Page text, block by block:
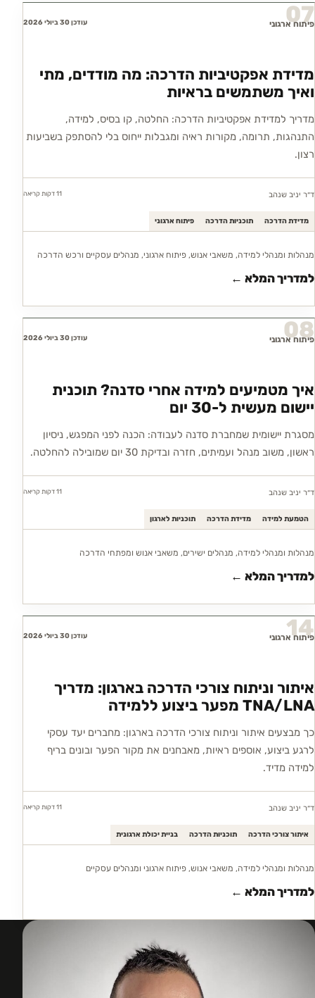
פיתוח ארגוני עודכן 30 ביולי 2026
מדידת אפקטיביות הדרכה: מה מודדים, מתי
ואיך משתמשים בראיות
מדריך למדידת אפקטיביות הדרכה: החלטה, קו בסיס, למידה,
התנהגות, תרומה, מקורות ראיה ומגבלות ייחוס בלי להסתפק בשביעות
רצון.
ד״ר יניב שנהב 11 דקות קריאה
מדידת הדרכה תוכניות הדרכה פיתוח ארגוני
מנהלות ומנהלי למידה, משאבי אנוש, פיתוח ארגוני, מנהלים עסקיים ורכש הדרכה
למדריך המלא ←
07
פיתוח ארגוני עודכן 30 ביולי 2026
איך מטמיעים למידה אחרי סדנה? תוכנית
יישום מעשית ל-30 יום
מסגרת יישומית שמחברת סדנה לעבודה: הכנה לפני המפגש, ניסיון
ראשון, משוב מנהל ועמיתים, חזרה ובדיקת 30 יום שמובילה להחלטה.
ד״ר יניב שנהב 11 דקות קריאה
הטמעת למידה מדידת הדרכה תוכניות לארגון
מנהלות ומנהלי למידה, מנהלים ישירים, משאבי אנוש ומפתחי הדרכה
למדריך המלא ←
08
פיתוח ארגוני עודכן 30 ביולי 2026
איתור וניתוח צורכי הדרכה בארגון: מדריך
TNA/LNA מפער ביצוע ללמידה
כך מבצעים איתור וניתוח צורכי הדרכה בארגון: מחברים יעד עסקי
לרגע ביצוע, אוספים ראיות, מאבחנים את מקור הפער ובונים בריף
למידה מדיד.
ד״ר יניב שנהב 11 דקות קריאה
איתור צורכי הדרכה תוכניות הדרכה בניית יכולת ארגונית
מנהלות ומנהלי למידה, משאבי אנוש, פיתוח ארגוני ומנהלים עסקיים
למדריך המלא ←
14